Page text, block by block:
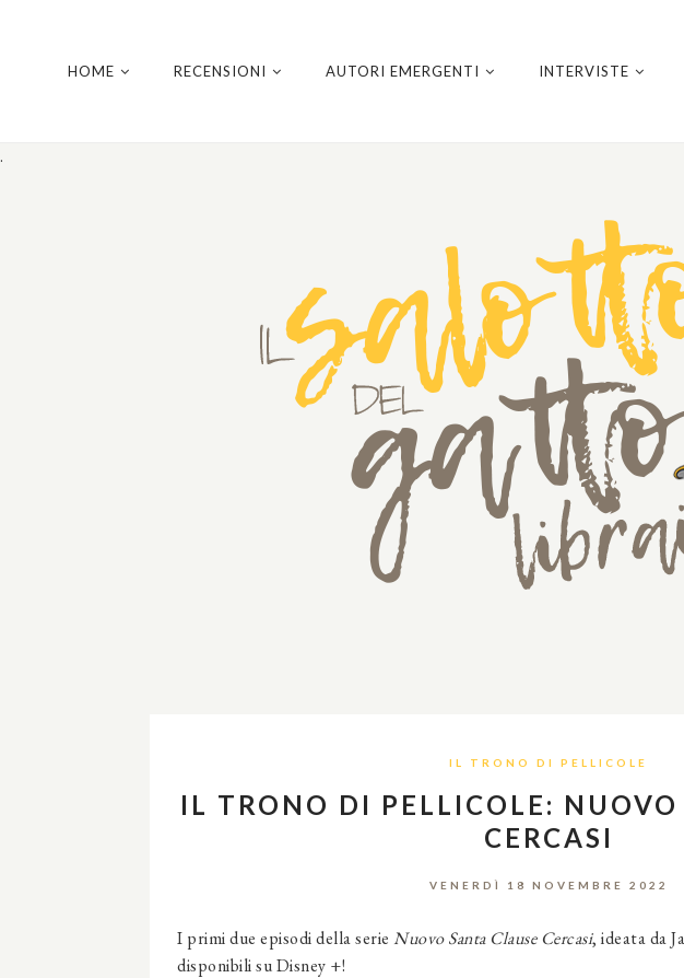
.
HOME RECENSIONI AUTORI EMERGENTI INTERVISTE
IL TRONO DI PELLICOLE
IL TRONO DI PELLICOLE: NUOVO
CERCASI
VENERDÌ 18 NOVEMBRE 2022
I primi due episodi della serie Nuovo Santa Clause Cercasi, ideata da
disponibili su Disney +!